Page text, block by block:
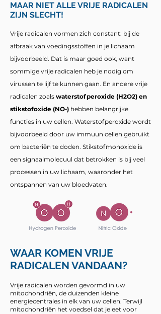
MAAR NIET ALLE VRIJE RADICALEN
ZIJN SLECHT!
Vrije radicalen vormen zich constant: bij de
afbraak van voedingsstoffen in je lichaam
bijvoorbeeld. Dat is maar goed ook, want
sommige vrije radicalen heb je nodig om
virussen te lijf te kunnen gaan. En andere vrije
radicalen zoals waterstofperoxide (H2O2) en
stikstofoxide (NO•) hebben belangrijke
functies in uw cellen. Waterstofperoxide wordt
bijvoorbeeld door uw immuun cellen gebruikt
om bacteriën te doden. Stikstofmonoxide is
een signaalmolecuul dat betrokken is bij veel
processen in uw lichaam, waaronder het
ontspannen van uw bloedvaten.
WAAR KOMEN VRIJE
RADICALEN VANDAAN?
Vrije radicalen worden gevormd in uw
mitochondriën, de duizenden kleine
energiecentrales in elk van uw cellen. Terwijl
mitochondriën het voedsel dat je eet voor